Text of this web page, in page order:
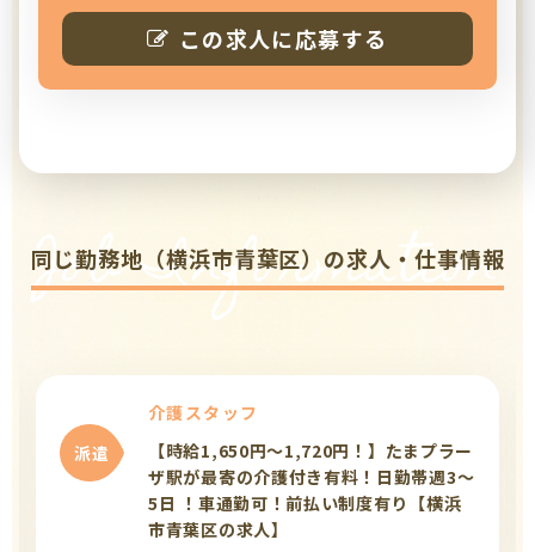
この求人に応募する
Job Information
同じ勤務地（横浜市青葉区）の求人・仕事情報
派遣
介護スタッフ
【時給1,650円～1,720円！】たまプラー
ザ駅が最寄の介護付き有料！日勤帯週3～
5日 ！車通勤可！前払い制度有り【横浜
市青葉区の求人】